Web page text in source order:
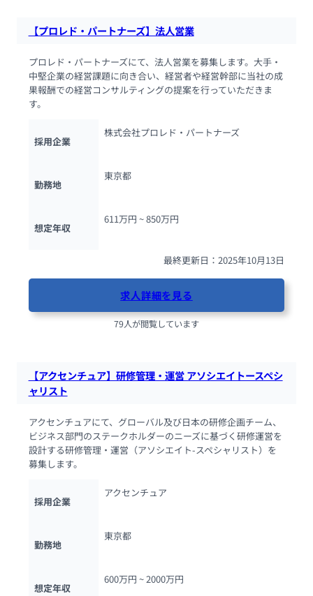
【プロレド・パートナーズ】法人営業
プロレド・パートナーズにて、法人営業を募集します。大手・
中堅企業の経営課題に向き合い、経営者や経営幹部に当社の成
果報酬での経営コンサルティングの提案を行っていただきま
す。
採用企業
株式会社プロレド・パートナーズ
勤務地
東京都
想定年収
611万円 ~ 850万円
最終更新日：2025年10月13日
求人詳細を見る
79人が閲覧しています
【アクセンチュア】研修管理・運営 アソシエイトースペシ
ャリスト
アクセンチュアにて、グローバル及び日本の研修企画チーム、
ビジネス部門のステークホルダーのニーズに基づく研修運営を
設計する研修管理・運営（アソシエイト-スペシャリスト）を
募集します。
採用企業
アクセンチュア
勤務地
東京都
想定年収
600万円 ~ 2000万円